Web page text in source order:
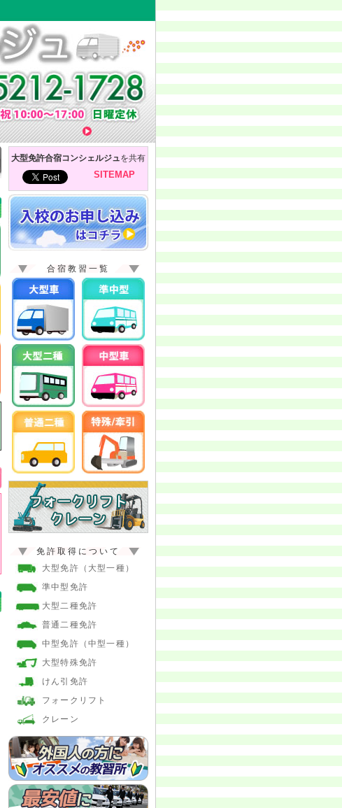
SITEMAP
大型免許合宿コンシェルジュを共有
合宿教習一覧
免許取得について
大型免許（大型一種）
準中型免許
大型二種免許
普通二種免許
中型免許（中型一種）
大型特殊免許
けん引免許
フォークリフト
クレーン